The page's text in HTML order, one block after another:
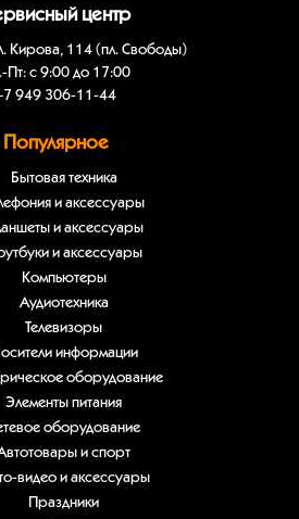
центр
Кирова, 114 (пл. Свободы)
Пт: с 9:00 до 17:00
949 306-11-44
Популярное
Бытовая техника
и аксессуары
и аксессуары
и аксессуары
Компьютеры
Аудиотехника
Телевизоры
информации
оборудование
Элементы питания
оборудование
и спорт
видео и аксессуары
Праздники